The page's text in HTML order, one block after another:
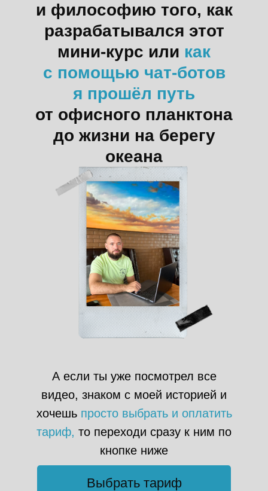
и философию того, как
разрабатывался этот
мини-курс или как
с помощью чат-ботов
я прошёл путь
от офисного планктона
до жизни на берегу
океана
А если ты уже посмотрел все
видео, знаком с моей историей и
хочешь просто выбрать и оплатить
тариф, то переходи сразу к ним по
кнопке ниже
Выбрать тариф